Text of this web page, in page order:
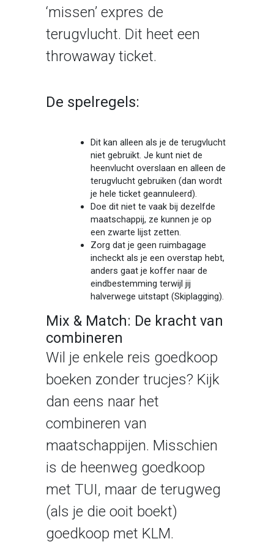
‘missen’ expres de
terugvlucht. Dit heet een
throwaway ticket.
De spelregels:
Dit kan alleen als je de terugvlucht
niet gebruikt. Je kunt niet de
heenvlucht overslaan en alleen de
terugvlucht gebruiken (dan wordt
je hele ticket geannuleerd).
Doe dit niet te vaak bij dezelfde
maatschappij, ze kunnen je op
een zwarte lijst zetten.
Zorg dat je geen ruimbagage
incheckt als je een overstap hebt,
anders gaat je koffer naar de
eindbestemming terwijl jij
halverwege uitstapt (Skiplagging).
Mix & Match: De kracht van
combineren
Wil je enkele reis goedkoop
boeken zonder trucjes? Kijk
dan eens naar het
combineren van
maatschappijen. Misschien
is de heenweg goedkoop
met TUI, maar de terugweg
(als je die ooit boekt)
goedkoop met KLM.